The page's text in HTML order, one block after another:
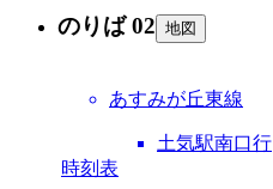
のりば 02 地図
あすみが丘東線
土気駅南口行
時刻表